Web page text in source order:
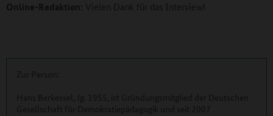
Online-Redaktion: Vielen Dank für das Interview!